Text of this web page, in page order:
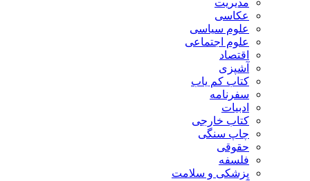
مدیریت
عکاسی
علوم سیاسی
علوم اجتماعی
اقتصاد
آشپزی
کتاب کم یاب
سفرنامه
ادبیات
کتاب خارجی
چاپ سنگی
حقوقی
فلسفه
پزشکی و سلامت